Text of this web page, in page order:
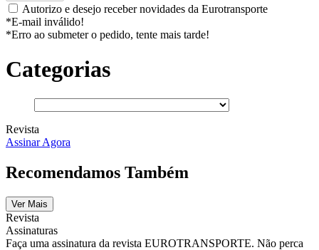
Autorizo e desejo receber novidades da Eurotransporte
*E-mail inválido!
*Erro ao submeter o pedido, tente mais tarde!
Categorias
Revista
Assinar Agora
Recomendamos Também
Ver Mais
Revista
Assinaturas
Faça uma assinatura da revista EUROTRANSPORTE. Não perca